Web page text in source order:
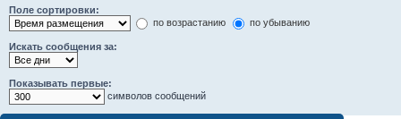
Поле сортировки:
по возрастанию
по убыванию
Искать сообщения за:
Показывать первые:
символов сообщений